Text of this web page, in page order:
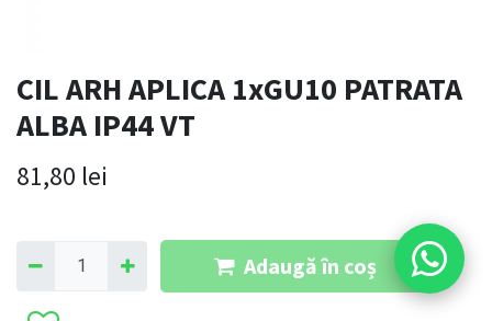
CIL ARH APLICA 1xGU10 PATRATA
ALBA IP44 VT
81,80 lei
Adaugă în coș